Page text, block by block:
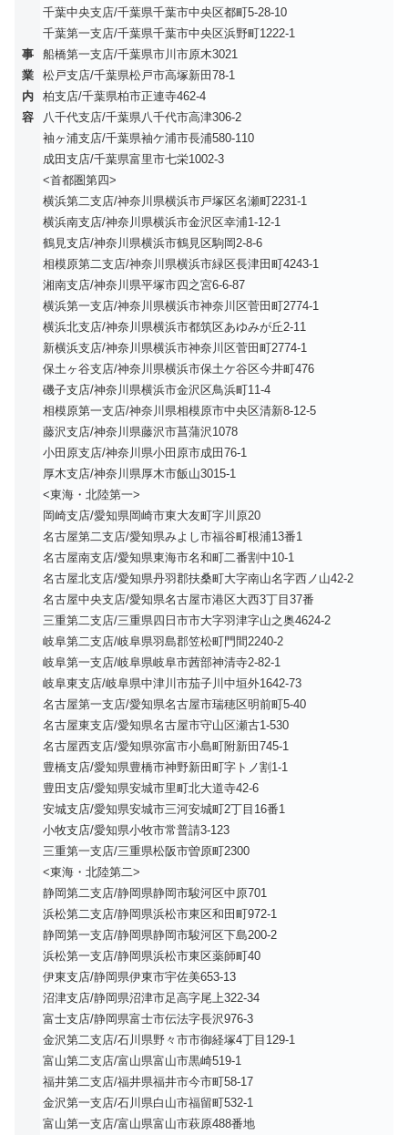
事
業
内
容
千葉中央支店/千葉県千葉市中央区都町5-28-10
千葉第一支店/千葉県千葉市中央区浜野町1222-1
船橋第一支店/千葉県市川市原木3021
松戸支店/千葉県松戸市高塚新田78-1
柏支店/千葉県柏市正連寺462-4
八千代支店/千葉県八千代市高津306-2
袖ヶ浦支店/千葉県袖ケ浦市長浦580-110
成田支店/千葉県富里市七栄1002-3
<首都圏第四>
横浜第二支店/神奈川県横浜市戸塚区名瀬町2231-1
横浜南支店/神奈川県横浜市金沢区幸浦1-12-1
鶴見支店/神奈川県横浜市鶴見区駒岡2-8-6
相模原第二支店/神奈川県横浜市緑区長津田町4243-1
湘南支店/神奈川県平塚市四之宮6-6-87
横浜第一支店/神奈川県横浜市神奈川区菅田町2774-1
横浜北支店/神奈川県横浜市都筑区あゆみが丘2-11
新横浜支店/神奈川県横浜市神奈川区菅田町2774-1
保土ヶ谷支店/神奈川県横浜市保土ケ谷区今井町476
磯子支店/神奈川県横浜市金沢区鳥浜町11-4
相模原第一支店/神奈川県相模原市中央区清新8-12-5
藤沢支店/神奈川県藤沢市菖蒲沢1078
小田原支店/神奈川県小田原市成田76-1
厚木支店/神奈川県厚木市飯山3015-1
<東海・北陸第一>
岡崎支店/愛知県岡崎市東大友町字川原20
名古屋第二支店/愛知県みよし市福谷町根浦13番1
名古屋南支店/愛知県東海市名和町二番割中10-1
名古屋北支店/愛知県丹羽郡扶桑町大字南山名字西ノ山42-2
名古屋中央支店/愛知県名古屋市港区大西3丁目37番
三重第二支店/三重県四日市市大字羽津字山之奥4624-2
岐阜第二支店/岐阜県羽島郡笠松町門間2240-2
岐阜第一支店/岐阜県岐阜市茜部神清寺2-82-1
岐阜東支店/岐阜県中津川市茄子川中垣外1642-73
名古屋第一支店/愛知県名古屋市瑞穂区明前町5-40
名古屋東支店/愛知県名古屋市守山区瀬古1-530
名古屋西支店/愛知県弥富市小島町附新田745-1
豊橋支店/愛知県豊橋市神野新田町字トノ割1-1
豊田支店/愛知県安城市里町北大道寺42-6
安城支店/愛知県安城市三河安城町2丁目16番1
小牧支店/愛知県小牧市常普請3-123
三重第一支店/三重県松阪市曽原町2300
<東海・北陸第二>
静岡第二支店/静岡県静岡市駿河区中原701
浜松第二支店/静岡県浜松市東区和田町972-1
静岡第一支店/静岡県静岡市駿河区下島200-2
浜松第一支店/静岡県浜松市東区薬師町40
伊東支店/静岡県伊東市宇佐美653-13
沼津支店/静岡県沼津市足高字尾上322-34
富士支店/静岡県富士市伝法字長沢976-3
金沢第二支店/石川県野々市市御経塚4丁目129-1
富山第二支店/富山県富山市黒崎519-1
福井第二支店/福井県福井市今市町58-17
金沢第一支店/石川県白山市福留町532-1
富山第一支店/富山県富山市萩原488番地